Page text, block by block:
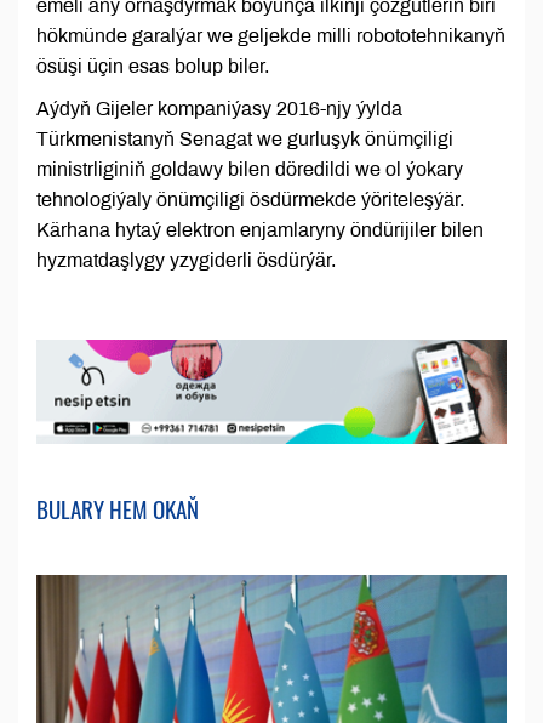
emeli aňy ornaşdyrmak boýunça ilkinji çözgütleriň biri
hökmünde garalýar we geljekde milli robototehnikanyň
ösüşi üçin esas bolup biler.
Aýdyň Gijeler kompaniýasy 2016-njy ýylda
Türkmenistanyň Senagat we gurluşyk önümçiligi
ministrliginiň goldawy bilen döredildi we ol ýokary
tehnologiýaly önümçiligi ösdürmekde ýöriteleşýär.
Kärhana hytaý elektron enjamlaryny öndürijiler bilen
hyzmatdaşlygy yzygiderli ösdürýär.
BULARY HEM OKAŇ